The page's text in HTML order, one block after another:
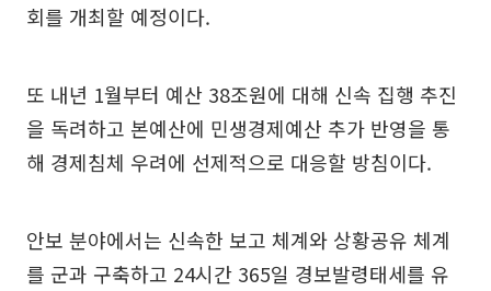
회를 개최할 예정이다.
또 내년 1월부터 예산 38조원에 대해 신속 집행 추진
을 독려하고 본예산에 민생경제예산 추가 반영을 통
해 경제침체 우려에 선제적으로 대응할 방침이다.
안보 분야에서는 신속한 보고 체계와 상황공유 체계
를 군과 구축하고 24시간 365일 경보발령태세를 유